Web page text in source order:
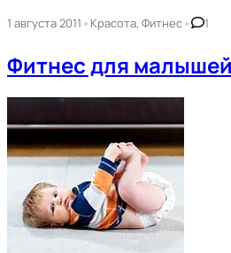
1 августа 2011 • Красота, Фитнес• 1
Фитнес для малышей